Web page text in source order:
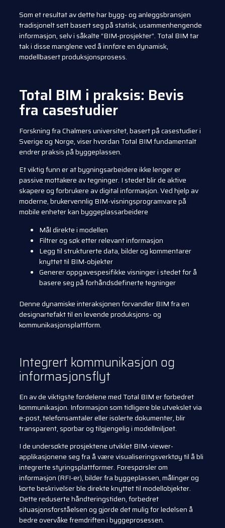
Som et resultat av dette har bygg- og anleggsbransjen
tradisjonelt sett basert seg på statisk, usammenhengende
informasjon, selv i såkalte “BIM-prosjekter”. Total BIM tar
tak i disse manglene ved å innføre en dynamisk,
modellbasert produksjonsprosess.
Total BIM i praksis: Bevis
fra casestudier
Forskning fra Chalmers universitet, basert på casestudier i
Sverige og Norge, viser hvordan Total BIM fundamentalt
endrer praksis på byggeplassen.
Et viktig funn er at bygningsarbeidere ikke lenger er
passive mottakere av tegninger. I stedet blir de aktive
skapere og forbrukere av digital informasjon. Ved hjelp av
moderne, brukervennlig BIM-visningsprogramvare på
mobile enheter kan byggeplassarbeidere
Mål direkte i modellen
Filtrer og søk etter relevant informasjon
Legg til strukturerte data, bilder og kommentarer
knyttet til BIM-objekter
Generer oppgavespesifikke visninger i stedet for å
basere seg på forhåndsdefinerte tegninger
Denne dynamiske interaksjonen forvandler BIM fra en
designartefakt til en levende produksjons- og
kommunikasjonsplattform.
Integrert kommunikasjon og
informasjonsflyt
En av de viktigste fordelene med Total BIM er forbedret
kommunikasjon. Informasjon som tidligere ble utvekslet via
e-post, telefonsamtaler eller isolerte dokumenter, blir
transparent, sporbar og tilgjengelig i modellmiljøet.
I de undersøkte prosjektene utviklet BIM-viewer-
applikasjonene seg fra å være visualiseringsverktøy til å bli
integrerte styringsplattformer. Forespørsler om
informasjon (RFI-er), bilder fra byggeplassen, målinger og
korte beskrivelser ble direkte knyttet til modellobjekter.
Dette reduserte håndteringstiden, forbedret
situasjonsforståelsen og gjorde det mulig for ledelsen å
bedre overvåke fremdriften i byggeprosessen.